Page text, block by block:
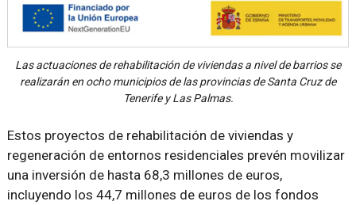
Las actuaciones de rehabilitación de viviendas a nivel de barrios se
realizarán en ocho municipios de las provincias de Santa Cruz de
Tenerife y Las Palmas.
Estos proyectos de rehabilitación de viviendas y
regeneración de entornos residenciales prevén movilizar
una inversión de hasta 68,3 millones de euros,
incluyendo los 44,7 millones de euros de los fondos